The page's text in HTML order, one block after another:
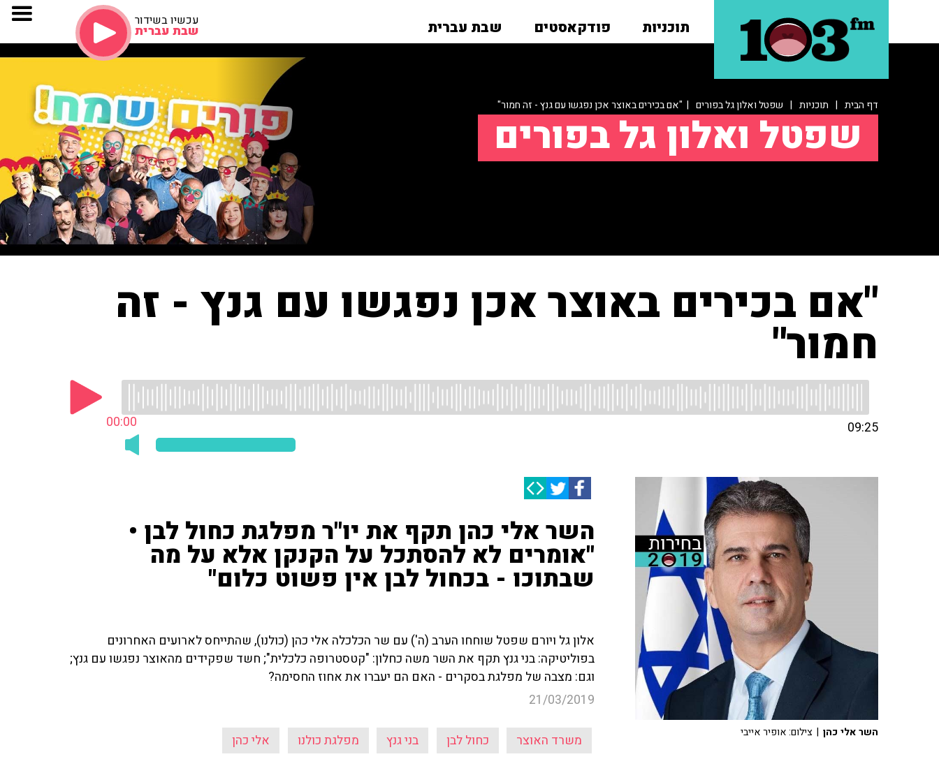
תוכניות פודקאסטים שבת עברית עכשיו בשידור
שבת עברית
דף הבית | תוכניות | שפטל ואלון גל בפורים | "אם בכירים באוצר אכן נפגשו עם גנץ - זה חמור"
שפטל ואלון גל בפורים
"אם בכירים באוצר אכן נפגשו עם גנץ - זה
חמור"
00:00 09:25
השר אלי כהן תקף את יו"ר מפלגת כחול לבן •
"אומרים לא להסתכל על הקנקן אלא על מה
שבתוכו - בכחול לבן אין פשוט כלום"
אלון גל ויורם שפטל שוחחו הערב (ה') עם שר הכלכלה אלי כהן (כולנו), שהתייחס לארועים האחרונים
בפוליטיקה: בני גנץ תקף את השר משה כחלון: "קטסטרופה כלכלית"; חשד שפקידים מהאוצר נפגשו עם גנץ;
וגם: מצבה של מפלגת בסקרים - האם הם יעברו את אחוז החסימה?
21/03/2019
משרד האוצר כחול לבן בני גנץ מפלגת כולנו אלי כהן
השר אלי כהן | צילום: אופיר אייבי